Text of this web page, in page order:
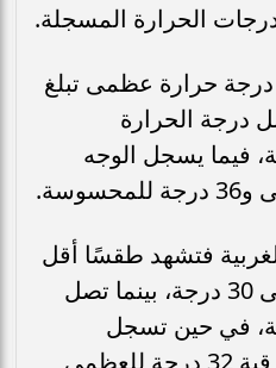
الحرارة المسجلة.
حرارة عظمى تبلغ
درجة الحرارة
إلى 37 درجة، فيما يسجل الوجه
فتشهد طقسًا أقل
حرارة، حيث تبلغ العظمى 30 درجة، بينما تصل
إلى 33 درجة، في حين تسجل
السواحل الشمالية الشرقية 32 درجة للعظمى